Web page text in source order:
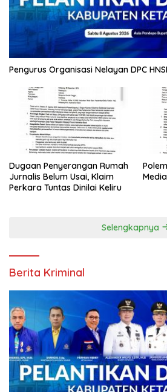
Pengurus Organisasi Nelayan DPC
Dugaan Penyerangan Rumah
Jurnalis Belum Usai, Klaim
Perkara Tuntas Dinilai Keliru
Selengkapnya
Berita Kriminal